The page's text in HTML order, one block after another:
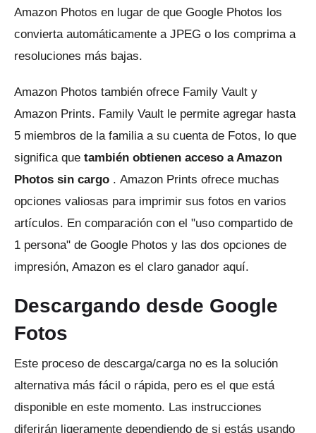
Amazon Photos en lugar de que Google Photos los
convierta automáticamente a JPEG o los comprima a
resoluciones más bajas.
Amazon Photos también ofrece Family Vault y
Amazon Prints. Family Vault le permite agregar hasta
5 miembros de la familia a su cuenta de Fotos, lo que
significa que también obtienen acceso a Amazon
Photos sin cargo . Amazon Prints ofrece muchas
opciones valiosas para imprimir sus fotos en varios
artículos. En comparación con el "uso compartido de
1 persona" de Google Photos y las dos opciones de
impresión, Amazon es el claro ganador aquí.
Descargando desde Google
Fotos
Este proceso de descarga/carga no es la solución
alternativa más fácil o rápida, pero es el que está
disponible en este momento. Las instrucciones
diferirán ligeramente dependiendo de si estás usando